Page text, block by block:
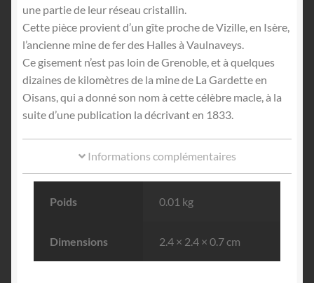
une partie de leur réseau cristallin.
Cette pièce provient d’un gîte proche de Vizille, en Isère,
l’ancienne mine de fer des Halles à Vaulnaveys.
Ce gisement n’est pas loin de Grenoble, et à quelques
dizaines de kilomètres de la mine de La Gardette en
Oisans, qui a donné son nom à cette célèbre macle, à la
suite d’une publication la décrivant en 1833.
Informations complémentaires
Poids 0.01 kg
Dimensions 2.4 × 2.4 × 0.7 cm